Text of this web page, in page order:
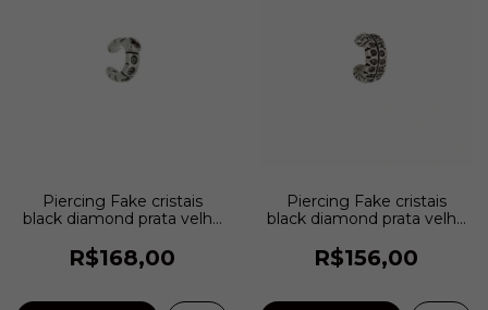
Piercing Fake cristais
black diamond prata velho
R$168,00
Piercing Fake cristais
black diamond prata velho
R$156,00